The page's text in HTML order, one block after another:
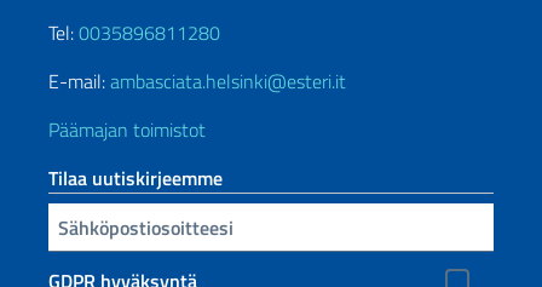
Tel:0035896811280
E-mail:ambasciata.helsinki@esteri.it
Päämajan toimistot
Tilaa uutiskirjeemme
Sähköpostiosoitteesi
GDPR hyväksyntä